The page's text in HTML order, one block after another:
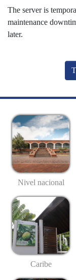
The server is
maintenance
later.
Nivel nacional
Caribe